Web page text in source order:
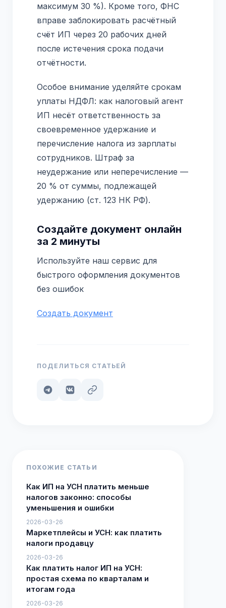
максимум 30 %). Кроме того, ФНС
вправе заблокировать расчётный
счёт ИП через 20 рабочих дней
после истечения срока подачи
отчётности.
Особое внимание уделяйте срокам
уплаты НДФЛ: как налоговый агент
ИП несёт ответственность за
своевременное удержание и
перечисление налога из зарплаты
сотрудников. Штраф за
неудержание или неперечисление —
20 % от суммы, подлежащей
удержанию (ст. 123 НК РФ).
Создайте документ онлайн
за 2 минуты
Используйте наш сервис для
быстрого оформления документов
без ошибок
Создать документ
ПОДЕЛИТЬСЯ СТАТЬЕЙ
ПОХОЖИЕ СТАТЬИ
Как ИП на УСН платить меньше
налогов законно: способы
уменьшения и ошибки
2026-03-26
Маркетплейсы и УСН: как платить
налоги продавцу
2026-03-26
Как платить налог ИП на УСН:
простая схема по кварталам и
итогам года
2026-03-26